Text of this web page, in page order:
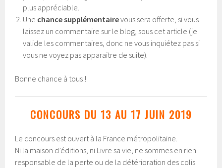
plus appréciable.
Une chance supplémentairevous sera offerte, si vous
laissez un commentaire sur le blog, sous cet article (je
valide les commentaires, donc ne vous inquiétez pas si
vous ne voyez pas apparaitre de suite).
Bonne chance à tous !
CONCOURS DU 13 AU 17 JUIN 2019
Le concours est ouvert à la France métropolitaine.
Ni la maison d’éditions, ni Livre sa vie, ne sommes en rien
responsable de la perte ou de la détérioration des colis